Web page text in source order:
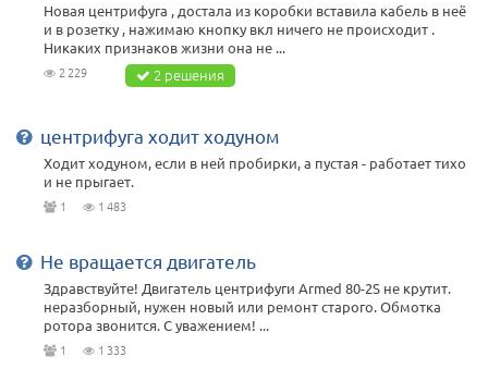
Новая центрифуга , достала из коробки вставила кабель в неё
и в розетку , нажимаю кнопку вкл ничего не происходит .
Никаких признаков жизни она не ...
2 229 2 решения
центрифуга ходит ходуном
Ходит ходуном, если в ней пробирки, а пустая - работает тихо
и не прыгает.
1 1 483
Не вращается двигатель
Здравствуйте! Двигатель центрифуги Armed 80-2S не крутит.
неразборный, нужен новый или ремонт старого. Обмотка
ротора звонится. С уважением! ...
1 1 333